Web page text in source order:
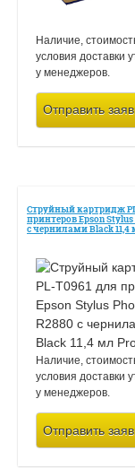
Наличие,
условия доставки
у менеджеров.
Отправить
Струйный картридж
принтеров Epson Stylus
с чернилами Black 11,4
Наличие,
условия доставки
у менеджеров.
Отправить